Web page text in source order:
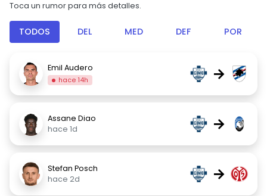
Toca un rumor para más detalles.
TODOS DEL MED DEF POR
Emil Audero
hace 14h →
Assane Diao
hace 1d
→
Stefan Posch
hace 2d
→